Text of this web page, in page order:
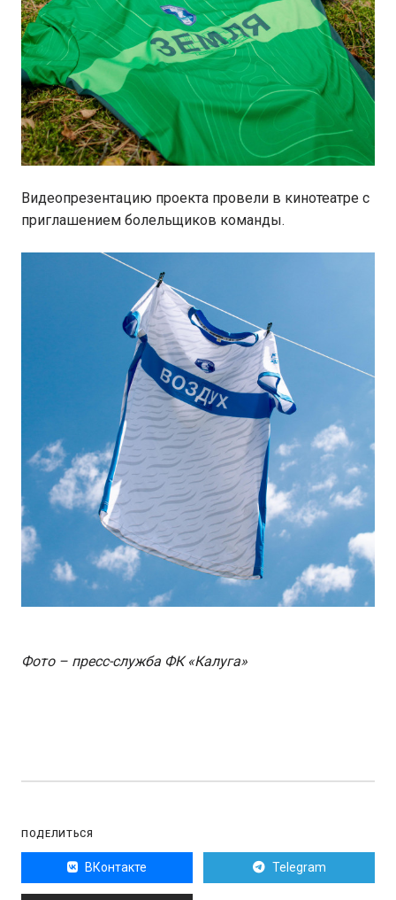
Видеопрезентацию проекта провели в кинотеатре с
приглашением болельщиков команды.
Фото – пресс-служба ФК «Калуга»
ПОДЕЛИТЬСЯ
ВКонтакте Telegram